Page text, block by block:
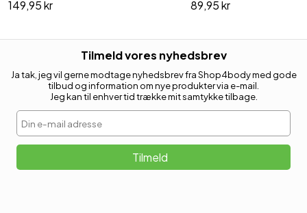
149,95 kr 89,95 kr
Tilmeld vores nyhedsbrev
Ja tak, jeg vil gerne modtage nyhedsbrev fra Shop4body med gode
tilbud og information om nye produkter via e-mail.
Jeg kan til enhver tid trække mit samtykke tilbage.
Tilmeld